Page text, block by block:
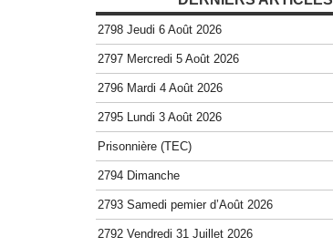
2798 Jeudi 6 Août 2026
2797 Mercredi 5 Août 2026
2796 Mardi 4 Août 2026
2795 Lundi 3 Août 2026
Prisonnière (TEC)
2794 Dimanche
2793 Samedi pemier d’Août 2026
2792 Vendredi 31 Juillet 2026